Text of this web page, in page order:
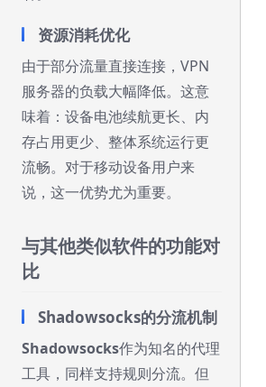
资源消耗优化
由于部分流量直接连接，VPN
服务器的负载大幅降低。这意
味着：设备电池续航更长、内
存占用更少、整体系统运行更
流畅。对于移动设备用户来
说，这一优势尤为重要。
与其他类似软件的功能对
比
Shadowsocks的分流机制
Shadowsocks作为知名的代理
工具，同样支持规则分流。但